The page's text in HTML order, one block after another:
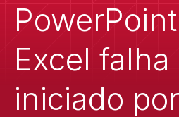
Excel
iniciado